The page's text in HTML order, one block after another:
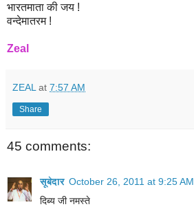
भारतमाता की जय !
वन्देमातरम!
Zeal
ZEAL at 7:57 AM
Share
45 comments:
सूबेदार October 26, 2011 at 9:25 AM
दिब्य जी नमस्ते